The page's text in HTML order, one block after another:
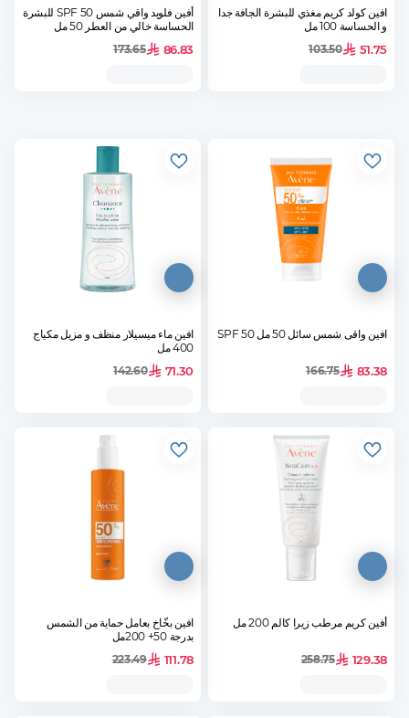
افين كولد كريم مغذي للبشرة الجافة جدا
و الحساسة 100 مل
51.75
103.50
أفين فلويد واقي شمس SPF 50 للبشرة
الحساسة خالي من العطر 50 مل
86.83
173.65
افين واقى شمس سائل 50 مل SPF 50
83.38
166.75
افين ماء ميسيلار منظف و مزيل مكياج
400 مل
71.30
142.60
أفين كريم مرطب زيرا كالم 200 مل
129.38
258.75
افين بخّاخ بعامل حماية من الشمس
بدرجة 50+ 200مل
111.78
223.49